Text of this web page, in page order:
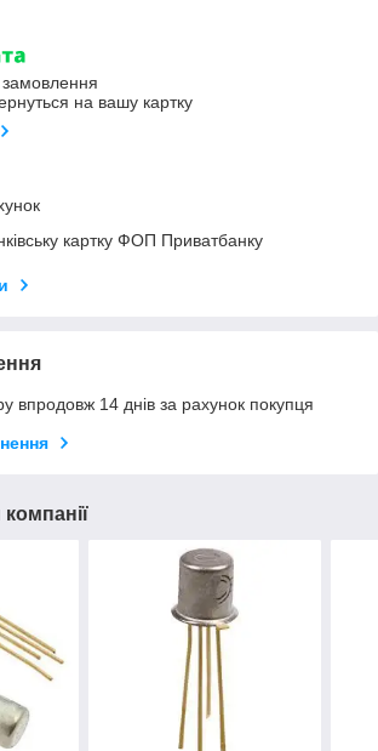
на вашу картку
картку ФОП Приватбанку
впродовж 14 днів за рахунок покупця